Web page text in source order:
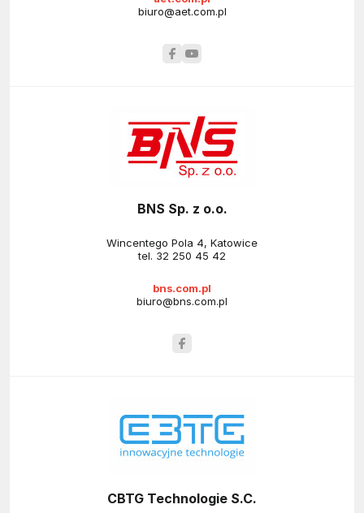
biuro@aet.com.pl
BNS Sp. z o.o.
Wincentego Pola 4, Katowice
tel. 32 250 45 42
bns.com.pl
biuro@bns.com.pl
CBTG Technologie S.C.